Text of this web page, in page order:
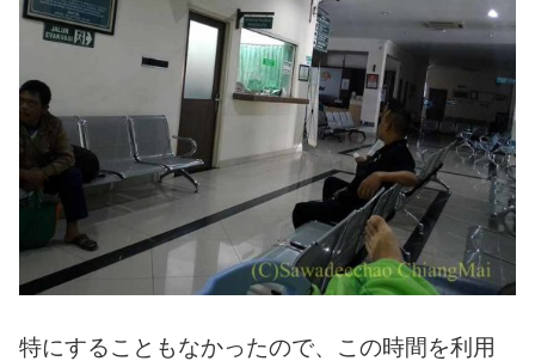
特にすることもなかったので、この時間を利用